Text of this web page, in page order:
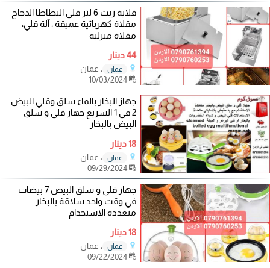
قلاية زيت 6 لتر قلي البطاطا الدجاج
مقلاة كهربائية عميقة ، آلة قلي،
مقلاة منزلية
44 دينار
عمان
، عمان
10/03/2024
جهاز البخار بالماء سلق وقلي البيض
2 في 1 السريع جهاز قلي و سلق
البيض بالبخار
18 دينار
عمان
، عمان
09/29/2024
جهاز قلي و سلق البيض 7 بيضات
في وقت واحد سلاقة بالبخار
متعددة الاستخدام
18 دينار
عمان
، عمان
09/22/2024